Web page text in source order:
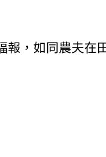
，如同農夫在